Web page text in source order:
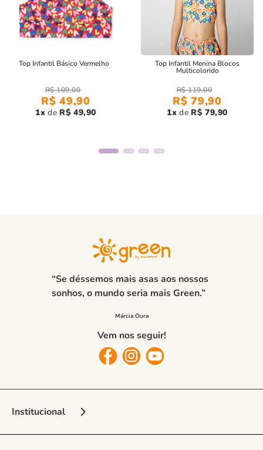
Top Infantil Básico Vermelho
R$ 109,00
R$ 49,90
1 R$ 49,90
Top Infantil Menina Blocos
Multicolorido
R$ 119,00
R$ 79,90
1 R$ 79,90
“Se déssemos mais asas aos nossos
sonhos, o mundo seria mais Green.”
Vem nos seguir!
Institucional
Sobre a Marca